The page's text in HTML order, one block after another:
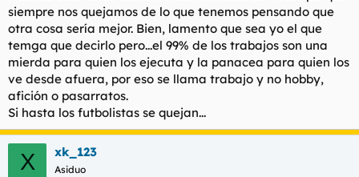
siempre nos quejamos de lo que tenemos pensando que
otra cosa sería mejor. Bien, lamento que sea yo el que
temga que decirlo pero...el 99% de los trabajos son una
mierda para quien los ejecuta y la panacea para quien los
ve desde afuera, por eso se llama trabajo y no hobby,
afición o pasarratos.
Si hasta los futbolistas se quejan...
X xk_123
Asiduo